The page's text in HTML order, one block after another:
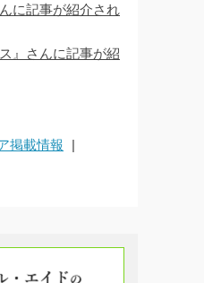
に記事が紹介され
』さんに記事が紹
掲載情報